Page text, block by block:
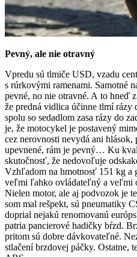
Pevný, ale nie otravný
Vpredu sú tlmiče USD, vzadu
s rúrkovými ramenami. Samotné
pevné, no nie otravné. A to hneď
že predná vidlica účinne tlmí rázy
spolu so sedadlom zasa rázy do
je, že motocykel je postavený
cez nerovnosti nevydá ani hlások,
upevnené, rám je pevný… Ku
skutočnosť, že nedovoľuje
Vzhľadom na hmotnosť 151 kg a
veľmi ľahko ovládateľný a veľmi
Nielen motor, ale aj podvozok je
som mal rešpekt, sú pneumatiky
doprial nejakú renomovanú
patria pancierové hadičky bŕzd.
pritom sú dobre dávkovateľné.
stlačení brzdovej páčky. Ostatne,